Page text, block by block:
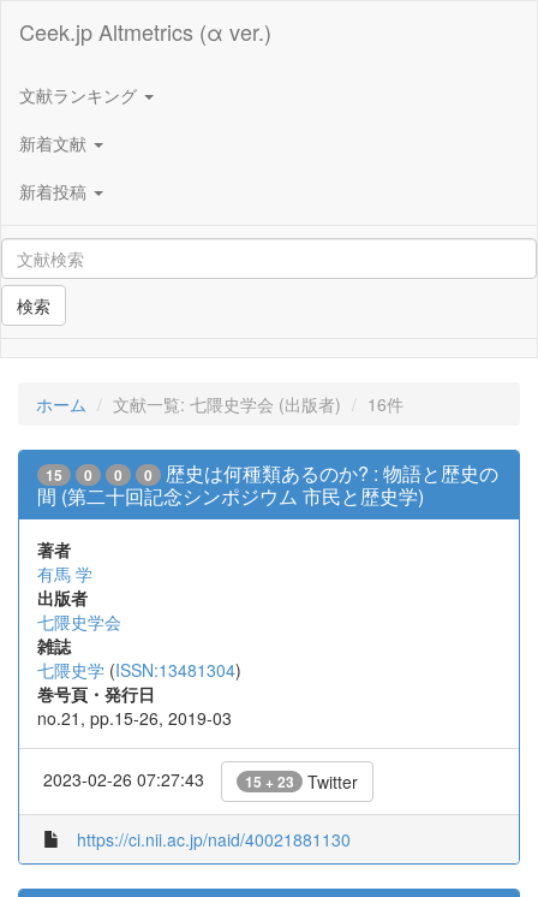
Ceek.jp Altmetrics (α ver.)
文献ランキング
新着文献
新着投稿
検索
ホーム 文献一覧: 七隈史学会 (出版者) 16件
15 0 0 0
歴史は何種類あるのか? : 物語と歴史の
間 (第二十回記念シンポジウム 市民と歴史学)
著者
有馬 学
出版者
七隈史学会
雑誌
七隈史学 (ISSN:13481304)
巻号頁・発行日
no.21, pp.15-26, 2019-03
2023-02-26 07:27:43 15 + 23 Twitter
https://ci.nii.ac.jp/naid/40021881130